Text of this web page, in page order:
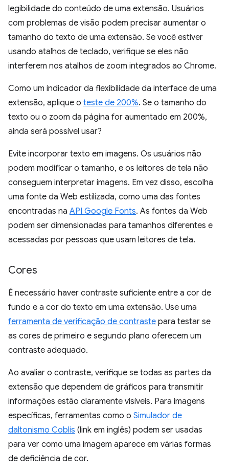
legibilidade do conteúdo de uma extensão. Usuários
com problemas de visão podem precisar aumentar o
tamanho do texto de uma extensão. Se você estiver
usando atalhos de teclado, verifique se eles não
interferem nos atalhos de zoom integrados ao Chrome.
Como um indicador da flexibilidade da interface de uma
extensão, aplique o teste de 200%. Se o tamanho do
texto ou o zoom da página for aumentado em 200%,
ainda será possível usar?
Evite incorporar texto em imagens. Os usuários não
podem modificar o tamanho, e os leitores de tela não
conseguem interpretar imagens. Em vez disso, escolha
uma fonte da Web estilizada, como uma das fontes
encontradas na API Google Fonts. As fontes da Web
podem ser dimensionadas para tamanhos diferentes e
acessadas por pessoas que usam leitores de tela.
Cores
É necessário haver contraste suficiente entre a cor de
fundo e a cor do texto em uma extensão. Use uma
ferramenta de verificação de contraste para testar se
as cores de primeiro e segundo plano oferecem um
contraste adequado.
Ao avaliar o contraste, verifique se todas as partes da
extensão que dependem de gráficos para transmitir
informações estão claramente visíveis. Para imagens
específicas, ferramentas como o Simulador de
daltonismo Coblis (link em inglês) podem ser usadas
para ver como uma imagem aparece em várias formas
de deficiência de cor.